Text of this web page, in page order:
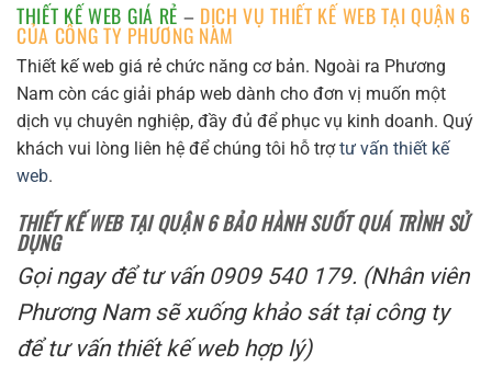
THIẾT KẾ WEB GIÁ RẺ – DỊCH VỤ THIẾT KẾ WEB TẠI QUẬN 6
CỦA CÔNG TY PHƯƠNG NAM
Thiết kế web giá rẻ chức năng cơ bản. Ngoài ra Phương
Nam còn các giải pháp web dành cho đơn vị muốn một
dịch vụ chuyên nghiệp, đầy đủ để phục vụ kinh doanh. Quý
khách vui lòng liên hệ để chúng tôi hỗ trợtư vấn thiết kế
web.
THIẾT KẾ WEB TẠI QUẬN 6 BẢO HÀNH SUỐT QUÁ TRÌNH SỬ
DỤNG
Gọi ngay để tư vấn 0909 540 179. (Nhân viên
Phương Nam sẽ xuống khảo sát tại công ty
để tư vấn thiết kế web hợp lý)